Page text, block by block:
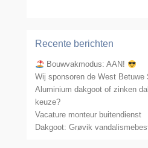
Recente berichten
Bouwvakmodus: AAN!
Wij sponsoren de West Betuwe
Aluminium dakgoot of zinken
keuze?
Vacature monteur buitendienst
Dakgoot: Grøvik